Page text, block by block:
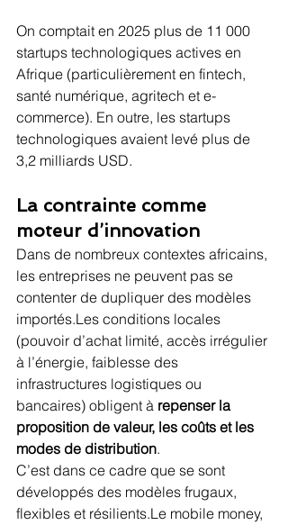
On comptait en 2025 plus de 11 000
startups technologiques actives en
Afrique (particulièrement en fintech,
santé numérique, agritech et e-
commerce). En outre, les startups
technologiques avaient levé plus de
3,2 milliards USD.
La contrainte comme
moteur d’innovation
Dans de nombreux contextes africains,
les entreprises ne peuvent pas se
contenter de dupliquer des modèles
importés.Les conditions locales
(pouvoir d’achat limité, accès irrégulier
à l’énergie, faiblesse des
infrastructures logistiques ou
bancaires) obligent à repenser la
proposition de valeur, les coûts et les
modes de distribution.
C’est dans ce cadre que se sont
développés des modèles frugaux,
flexibles et résilients.Le mobile money,